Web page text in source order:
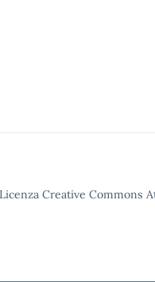
Creative Commons